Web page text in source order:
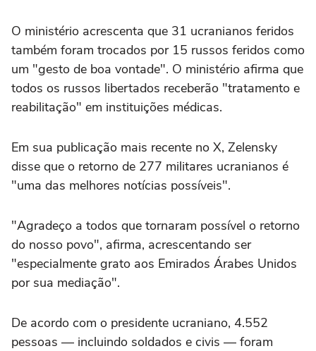
O ministério acrescenta que 31 ucranianos feridos
também foram trocados por 15 russos feridos como
um "gesto de boa vontade". O ministério afirma que
todos os russos libertados receberão "tratamento e
reabilitação" em instituições médicas.
Em sua publicação mais recente no X, Zelensky
disse que o retorno de 277 militares ucranianos é
"uma das melhores notícias possíveis".
"Agradeço a todos que tornaram possível o retorno
do nosso povo", afirma, acrescentando ser
"especialmente grato aos Emirados Árabes Unidos
por sua mediação".
De acordo com o presidente ucraniano, 4.552
pessoas — incluindo soldados e civis — foram